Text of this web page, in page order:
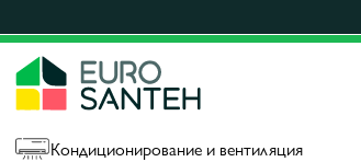
Кондиционирование и вентиляция